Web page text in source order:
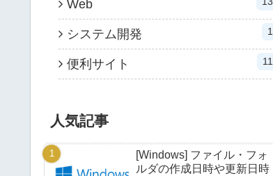
Web
システム開発 1
便利サイト 11
人気記事
[Windows] ファイル・フォ
ルダの作成日時や更新日時